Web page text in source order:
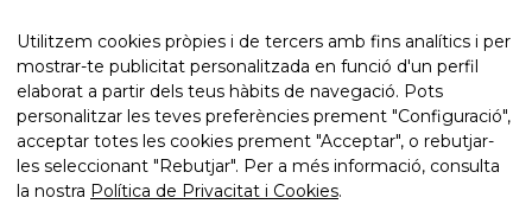
He llegit i accepto la política de privadesa
Utilitzem cookies pròpies i de tercers amb fins analítics i per
mostrar-te publicitat personalitzada en funció d'un perfil
elaborat a partir dels teus hàbits de navegació. Pots
personalitzar les teves preferències prement "Configuració",
acceptar totes les cookies prement "Acceptar", o rebutjar-
les seleccionant "Rebutjar". Per a més informació, consulta
la nostra Política de Privacitat i Cookies.